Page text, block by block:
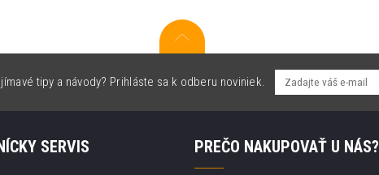
tipy a návody? Prihláste sa k odberu noviniek.
SERVIS PREČO NAKUPOVAŤ U NÁS?